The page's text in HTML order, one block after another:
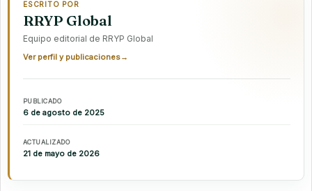
ESCRITO POR
RRYP Global
Equipo editorial de RRYP Global
Ver perfil y publicaciones→
PUBLICADO
6 de agosto de 2025
ACTUALIZADO
21 de mayo de 2026